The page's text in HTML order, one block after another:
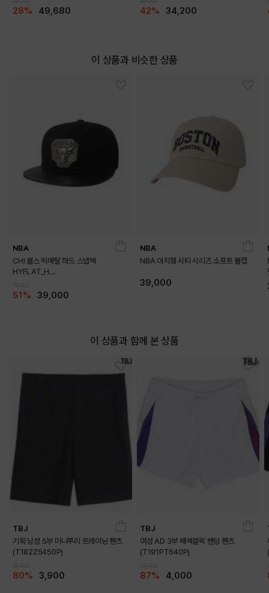
28% 49,680 42% 34,200
이 상품과 비슷한 상품
NBA
CHI 불스 빅메탈 하드 스냅백
HYFLAT_H
51% 39,000
NBA
NBA 아치형 시티 시리즈 소프트 볼캡
39,000
이 상품과 함께 본 상품
TBJ
기획 남성 5부 미니쭈리 트레이닝 팬츠
(T182Z5450P)
80% 3,900
TBJ
여성 AD 3부 배색블락 밴딩 팬츠
(T191PT640P)
87% 4,000